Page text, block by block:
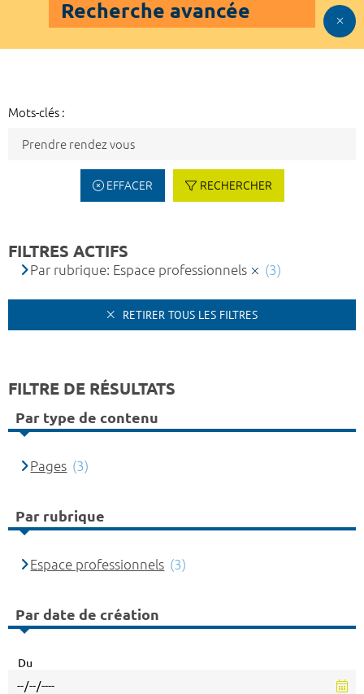
Recherche avancée
Mots-clés :
EFFACER RECHERCHER
FILTRES ACTIFS
Par rubrique: Espace professionnels (3)
RETIRER TOUS LES FILTRES
FILTRE DE RÉSULTATS
Par type de contenu
Pages (3)
Par rubrique
Espace professionnels (3)
Par date de création
Du